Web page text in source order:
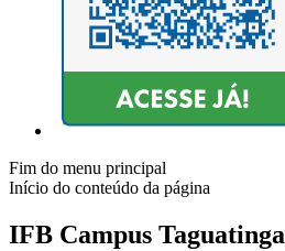
Fim do menu principal
Início do conteúdo da página
IFB Campus Taguatinga